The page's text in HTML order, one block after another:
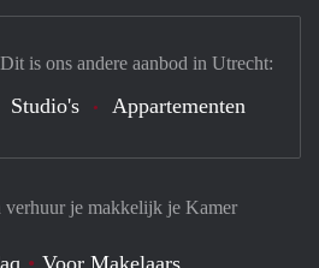
je makkelijk je Kamer
Voor Makelaars
is ons andere aanbod in Utrecht:
Studio's Appartementen